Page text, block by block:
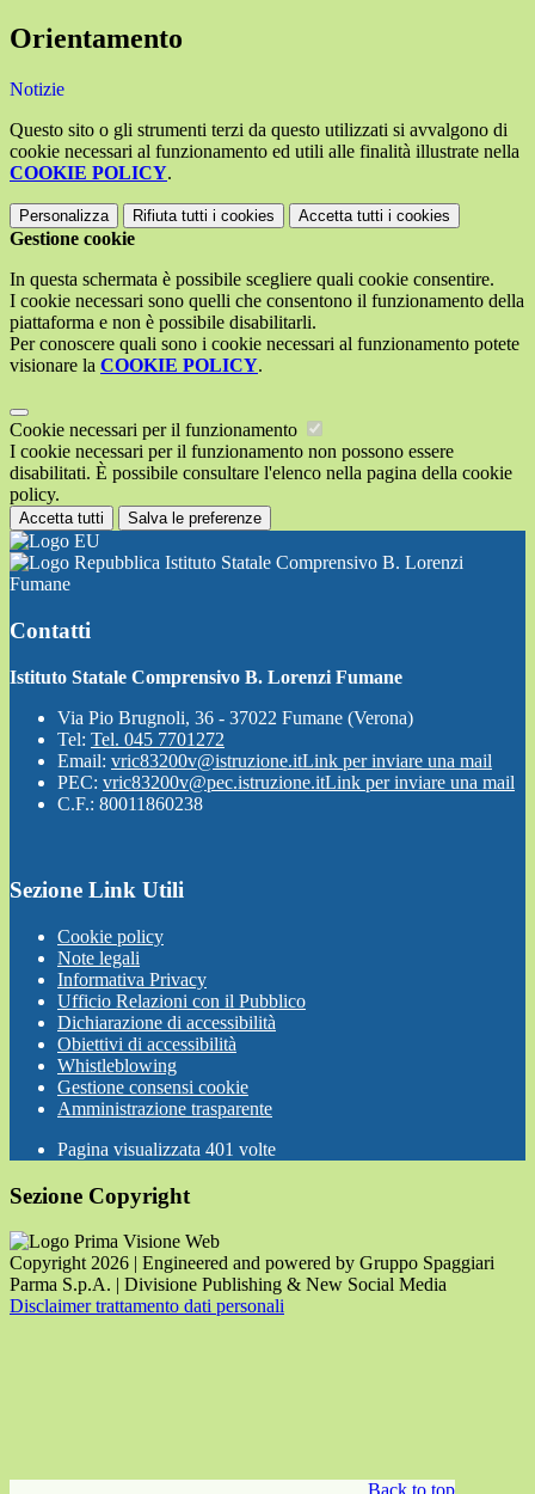
Orientamento
Notizie
Questo sito o gli strumenti terzi da questo utilizzati si avvalgono di
cookie necessari al funzionamento ed utili alle finalità illustrate nella
COOKIE POLICY.
Personalizza Rifiuta tutti i cookies Accetta tutti i cookies
Gestione cookie
In questa schermata è possibile scegliere quali cookie consentire.
I cookie necessari sono quelli che consentono il funzionamento della
piattaforma e non è possibile disabilitarli.
Per conoscere quali sono i cookie necessari al funzionamento potete
visionare la COOKIE POLICY.
Cookie necessari per il funzionamento
I cookie necessari per il funzionamento non possono essere
disabilitati. È possibile consultare l'elenco nella pagina della cookie
policy.
Accetta tutti Salva le preferenze
Istituto Statale Comprensivo B. Lorenzi
Fumane
Contatti
Istituto Statale Comprensivo B. Lorenzi Fumane
Via Pio Brugnoli, 36 - 37022 Fumane (Verona)
Tel: Tel. 045 7701272
Email: vric83200v@istruzione.itLink per inviare una mail
PEC: vric83200v@pec.istruzione.itLink per inviare una mail
C.F.: 80011860238
Sezione Link Utili
Cookie policy
Note legali
Informativa Privacy
Ufficio Relazioni con il Pubblico
Dichiarazione di accessibilità
Obiettivi di accessibilità
Whistleblowing
Gestione consensi cookie
Amministrazione trasparente
Pagina visualizzata 401 volte
Sezione Copyright
Copyright 2026 | Engineered and powered by Gruppo Spaggiari
Parma S.p.A. | Divisione Publishing & New Social Media
Disclaimer trattamento dati personali